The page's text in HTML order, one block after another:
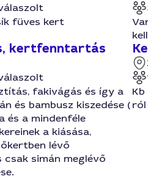
füves kert
kertfenntartás
fakivágás és így a
és bambusz kiszedése (
és a mindenféle
a kiásása,
lévő
csak simán meglévő
ról